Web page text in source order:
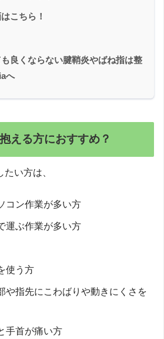
こちら！
良くならない腱鞘炎やばね指は整
へ
える方におすすめ？
い方は、
コン作業が多い方
運ぶ作業が多い方
使う方
や指先にこわばりや動きにくさを
手首が痛い方